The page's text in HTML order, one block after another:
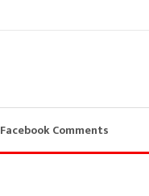
Facebook Comments